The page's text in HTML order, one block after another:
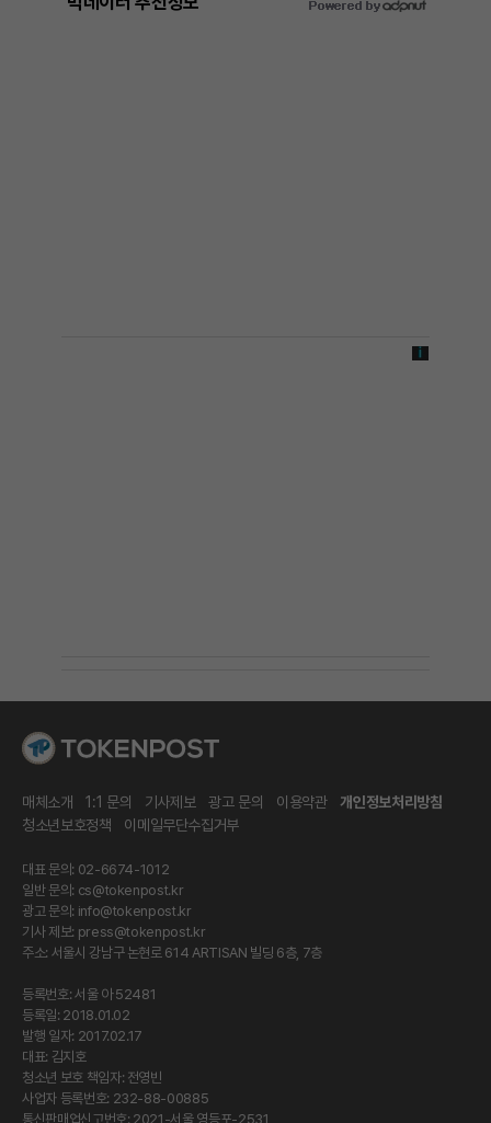
매체소개 1:1 문의 기사제보 광고 문의 이용약관
개인정보처리방침
청소년보호정책
이메일무단수집거부
대표 문의: 02-6674-1012
일반 문의: cs@tokenpost.kr
광고 문의: info@tokenpost.kr
기사 제보: press@tokenpost.kr
주소: 서울시 강남구 논현로 614 ARTISAN 빌딩 6층, 7층
등록번호: 서울 아 52481
등록일: 2018.01.02
발행 일자: 2017.02.17
대표: 김지호
청소년 보호 책임자: 전영빈
사업자 등록번호: 232-88-00885
통신판매업신고번호: 2021-서울 영등포-2531